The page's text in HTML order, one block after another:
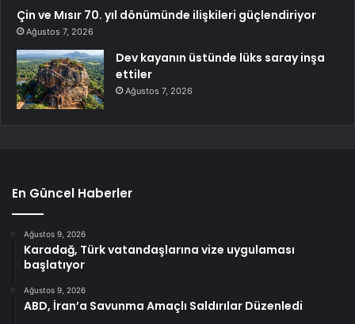
Çin ve Mısır 70. yıl dönümünde ilişkileri güçlendiriyor
Ağustos 7, 2026
Dev kayanın üstünde lüks saray inşa
ettiler
Ağustos 7, 2026
En Güncel Haberler
Ağustos 9, 2026
Karadağ, Türk vatandaşlarına vize uygulaması
başlatıyor
Ağustos 9, 2026
ABD, İran’a Savunma Amaçlı Saldırılar Düzenledi